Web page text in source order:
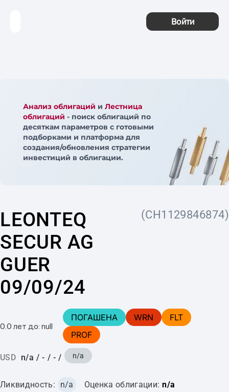
Войти
Анализ облигаций и Лестница
облигаций - поиск облигаций по
десяткам параметров с готовыми
подборками и платформа для
создания/обновления стратегии
инвестиций в облигации.
LEONTEQ
SECUR AG
GUER
09/09/24
(CH1129846874)
0.0 лет до: null
ПОГАШЕНА WRN
FLT
PROF
USD n/a / - / - / n/a
Ликвидность: n/a Оценка облигации: n/a